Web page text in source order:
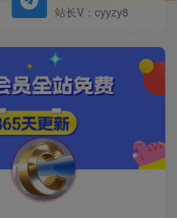
站长V：cyyzy8